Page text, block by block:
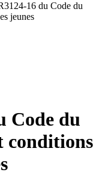
16 du Code du
jeunes
Code du
conditions